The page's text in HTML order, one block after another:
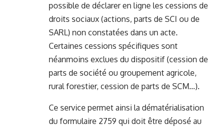
possible de déclarer en ligne les cessions de
droits sociaux (actions, parts de SCI ou de
SARL) non constatées dans un acte.
Certaines cessions spécifiques sont
néanmoins exclues du dispositif (cession de
parts de société ou groupement agricole,
rural forestier, cession de parts de SCM…).
Ce service permet ainsi la dématérialisation
du formulaire 2759 qui doit être déposé au